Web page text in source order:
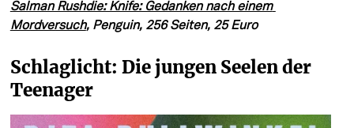
Salman Rushdie: Knife: Gedanken nach einem
Mordversuch, Penguin, 256 Seiten, 25 Euro
Schlaglicht: Die jungen Seelen der
Teenager